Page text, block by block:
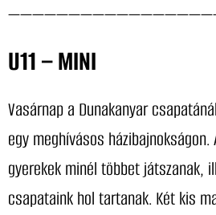
U11 – MINI
Vasárnap a Dunakanyar
egy meghívásos
gyerekek minél többet játszanak,
csapataink hol tartanak. Két kis